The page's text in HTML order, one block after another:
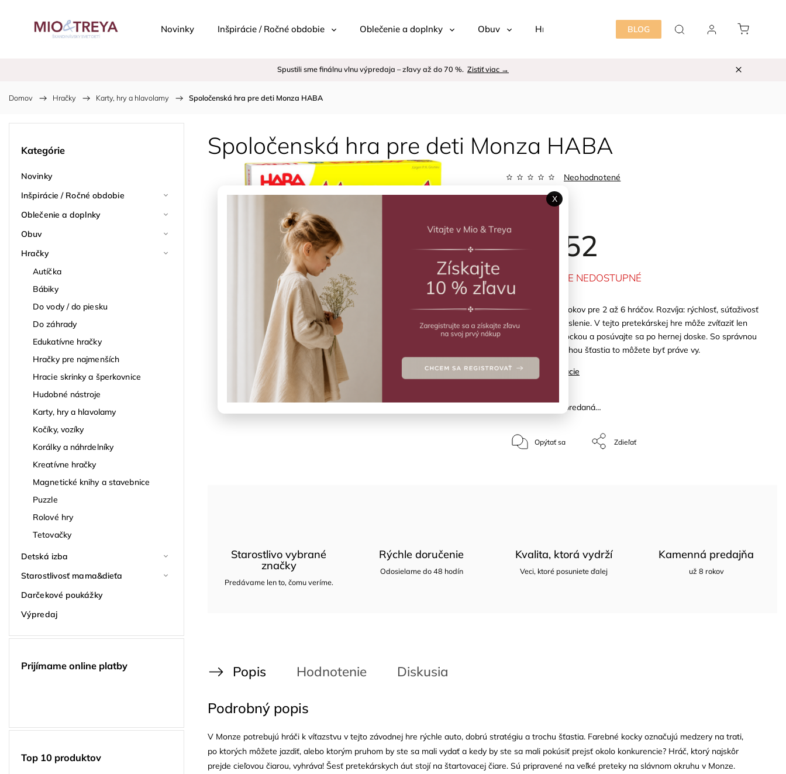
BLOG
Novinky Inšpirácie / Ročné obdobie Oblečenie a doplnky Obuv Hračky Detská izba Starostlivosť
Spustili sme finálnu vlnu výpredaja – zľavy až do 70 %. Zistiť viac →
Domov / Hračky / Karty, hry a hlavolamy / Spoločenská hra pre deti Monza HABA
Kategórie
Novinky
Inšpirácie / Ročné obdobie
Oblečenie a doplnky
Obuv
Hračky
Autíčka
Bábiky
Do vody / do piesku
Do záhrady
Edukatívne hračky
Hračky pre najmenších
Hracie skrinky a šperkovnice
Hudobné nástroje
Karty, hry a hlavolamy
Kočíky, vozíky
Korálky a náhrdelníky
Kreatívne hračky
Magnetické knihy a stavebnice
Puzzle
Rolové hry
Tetovačky
Detská izba
Starostlivosť mama&dieťa
Darčekové poukážky
Výpredaj
Prijímame online platby
Top 10 produktov
Spoločenská hra pre deti Monza HABA
Neohodnotené
€25,52
Kód: 1004416011
Hra od 5 do 99 rokov pre 2 až 6 hráčov. Rozvíja: rýchlosť, súťaživosť
a strategické myslenie. V tejto pretekárskej hre môže zvíťaziť len
jeden. Hádžte kockou a posúvajte sa po hernej doske. So správnou
stratégiou a trochou šťastia to môžete byť práve vy.
Detailné informácie
Položka bola vypredaná…
MOMENTÁLNE NEDOSTUPNÉ
Opýtať sa Zdieľať
Starostlivo vybrané
značky
Predávame len to, čomu veríme.
Rýchle doručenie
Odosielame do 48 hodín
Kvalita, ktorá vydrží
Veci, ktoré posuniete ďalej
Kamenná predajňa
už 8 rokov
Popis Hodnotenie Diskusia
Podrobný popis
V Monze potrebujú hráči k víťazstvu v tejto závodnej hre rýchle auto, dobrú stratégiu a trochu šťastia. Farebné kocky označujú medzery na trati,
po ktorých môžete jazdiť, alebo ktorým pruhom by ste sa mali vydať a kedy by ste sa mali pokúsiť prejsť okolo konkurencie? Hráč, ktorý najskôr
prejde cieľovou čiarou, vyhráva! Šesť pretekárskych áut stojí na štartovacej čiare. Sú pripravené na veľké preteky na slávnom okruhu v Monze.
X